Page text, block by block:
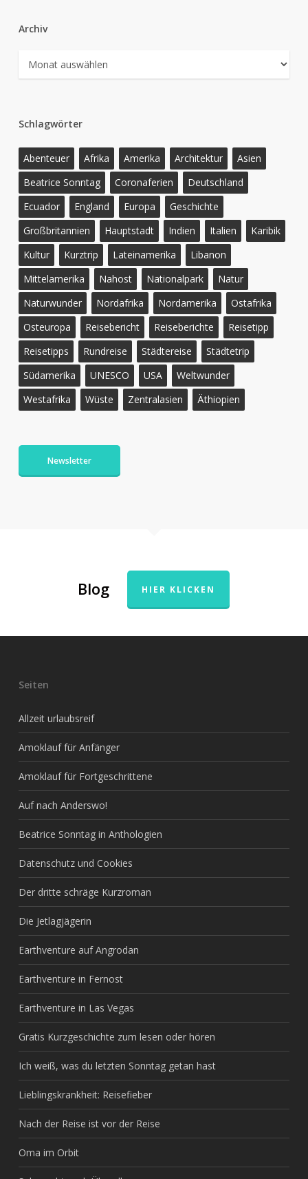
Archiv
Archiv
Schlagwörter
Abenteuer Afrika Amerika Architektur
Asien
Beatrice Sonntag
Coronaferien
Deutschland
Ecuador
England Europa
Geschichte
Großbritannien
Hauptstadt Indien Italien
Karibik
Kultur
Kurztrip Lateinamerika
Libanon
Mittelamerika
Nahost Nationalpark
Natur
Naturwunder
Nordafrika Nordamerika
Ostafrika
Osteuropa
Reisebericht Reiseberichte
Reisetipp
Reisetipps
Rundreise Städtereise
Städtetrip
Südamerika
UNESCO USA
Weltwunder
Westafrika
Wüste Zentralasien Äthiopien
Newsletter
Blog HIER KLICKEN
Seiten
Allzeit urlaubsreif
Amoklauf für Anfänger
Amoklauf für Fortgeschrittene
Auf nach Anderswo!
Beatrice Sonntag in Anthologien
Datenschutz und Cookies
Der dritte schräge Kurzroman
Die Jetlagjägerin
Earthventure auf Angrodan
Earthventure in Fernost
Earthventure in Las Vegas
Gratis Kurzgeschichte zum lesen oder hören
Ich weiß, was du letzten Sonntag getan hast
Lieblingskrankheit: Reisefieber
Nach der Reise ist vor der Reise
Oma im Orbit